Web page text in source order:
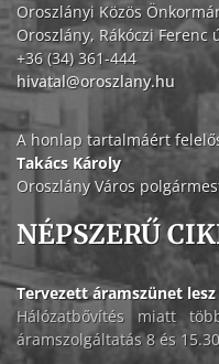
Oroszlányi Közös
Oroszlány, Rákóczi Ferenc
+36 (34) 361-444
hivatal@oroszlany.hu
A honlap tartalmáért
Takács Károly
Oroszlány Város
NÉPSZERŰ
Tervezett áramszünet
Hálózatbővítés miatt
áramszolgáltatás 8 és